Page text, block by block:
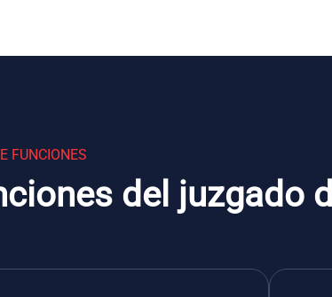
FUNCIONES
del juzgado